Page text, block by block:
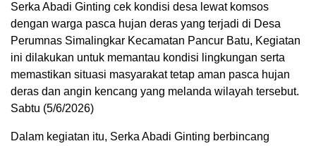
Serka Abadi Ginting cek kondisi desa lewat komsos
dengan warga pasca hujan deras yang terjadi di Desa
Perumnas Simalingkar Kecamatan Pancur Batu, Kegiatan
ini dilakukan untuk memantau kondisi lingkungan serta
memastikan situasi masyarakat tetap aman pasca hujan
deras dan angin kencang yang melanda wilayah tersebut.
Sabtu (5/6/2026)
Dalam kegiatan itu, Serka Abadi Ginting berbincang